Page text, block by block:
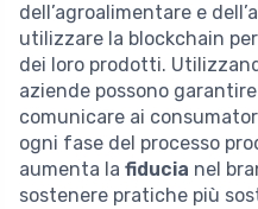
dell’agroalimentare e
utilizzare la blockchain
dei loro prodotti.
aziende possono
comunicare ai
ogni fase del processo
aumenta la fiducia nel
sostenere pratiche più